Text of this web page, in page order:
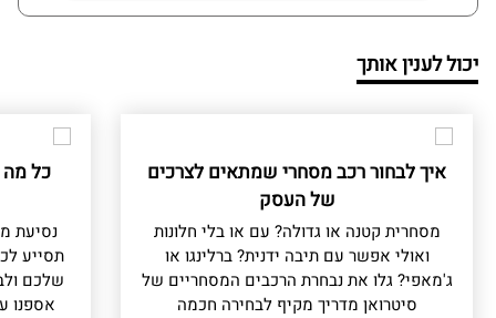
יכול לענין אותך
איך לבחור רכב מסחרי שמתאים לצרכים
של העסק
מסחרית קטנה או גדולה? עם או בלי חלונות
ואולי אפשר עם תיבה ידנית? ברלינגו או
ג'מאפי? גלו את נבחרת הרכבים המסחריים של
סיטרואן מדריך מקיף לבחירה חכמה
כל
נסיעת
תסייע
שלכם
אספנו